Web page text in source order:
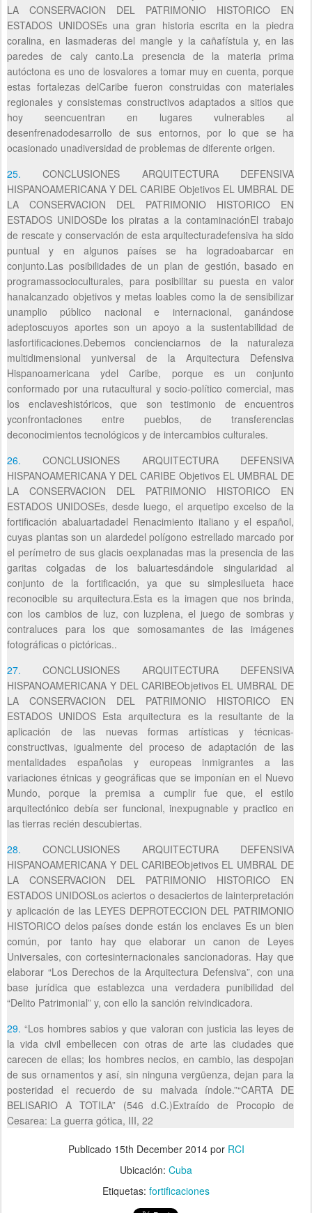
LA CONSERVACION DEL PATRIMONIO HISTORICO EN
ESTADOS UNIDOSEs una gran historia escrita en la piedra
coralina, en lasmaderas del mangle y la cañafístula y, en las
paredes de caly canto.La presencia de la materia prima
autóctona es uno de losvalores a tomar muy en cuenta, porque
estas fortalezas delCaribe fueron construidas con materiales
regionales y consistemas constructivos adaptados a sitios que
hoy seencuentran en lugares vulnerables al
desenfrenadodesarrollo de sus entornos, por lo que se ha
ocasionado unadiversidad de problemas de diferente origen.
25.CONCLUSIONES ARQUITECTURA DEFENSIVA
HISPANOAMERICANA Y DEL CARIBE Objetivos EL UMBRAL DE
LA CONSERVACION DEL PATRIMONIO HISTORICO EN
ESTADOS UNIDOSDe los piratas a la contaminaciónEl trabajo
de rescate y conservación de esta arquitecturadefensiva ha sido
puntual y en algunos países se ha logradoabarcar en
conjunto.Las posibilidades de un plan de gestión, basado en
programassocioculturales, para posibilitar su puesta en valor
hanalcanzado objetivos y metas loables como la de sensibilizar
unamplio público nacional e internacional, ganándose
adeptoscuyos aportes son un apoyo a la sustentabilidad de
lasfortificaciones.Debemos concienciarnos de la naturaleza
multidimensional yuniversal de la Arquitectura Defensiva
Hispanoamericana ydel Caribe, porque es un conjunto
conformado por una rutacultural y socio-político comercial, mas
los enclaveshistóricos, que son testimonio de encuentros
yconfrontaciones entre pueblos, de transferencias
deconocimientos tecnológicos y de intercambios culturales.
26.CONCLUSIONES ARQUITECTURA DEFENSIVA
HISPANOAMERICANA Y DEL CARIBE Objetivos EL UMBRAL DE
LA CONSERVACION DEL PATRIMONIO HISTORICO EN
ESTADOS UNIDOSEs, desde luego, el arquetipo excelso de la
fortificación abaluartadadel Renacimiento italiano y el español,
cuyas plantas son un alardedel polígono estrellado marcado por
el perímetro de sus glacis oexplanadas mas la presencia de las
garitas colgadas de los baluartesdándole singularidad al
conjunto de la fortificación, ya que su simplesilueta hace
reconocible su arquitectura.Esta es la imagen que nos brinda,
con los cambios de luz, con luzplena, el juego de sombras y
contraluces para los que somosamantes de las imágenes
fotográficas o pictóricas..
27.CONCLUSIONES ARQUITECTURA DEFENSIVA
HISPANOAMERICANA Y DEL CARIBEObjetivos EL UMBRAL DE
LA CONSERVACION DEL PATRIMONIO HISTORICO EN
ESTADOS UNIDOS Esta arquitectura es la resultante de la
aplicación de las nuevas formas artísticas y técnicas-
constructivas, igualmente del proceso de adaptación de las
mentalidades españolas y europeas inmigrantes a las
variaciones étnicas y geográficas que se imponían en el Nuevo
Mundo, porque la premisa a cumplir fue que, el estilo
arquitectónico debía ser funcional, inexpugnable y practico en
las tierras recién descubiertas.
28.CONCLUSIONES ARQUITECTURA DEFENSIVA
HISPANOAMERICANA Y DEL CARIBEObjetivos EL UMBRAL DE
LA CONSERVACION DEL PATRIMONIO HISTORICO EN
ESTADOS UNIDOSLos aciertos o desaciertos de lainterpretación
y aplicación de las LEYES DEPROTECCION DEL PATRIMONIO
HISTORICO delos países donde están los enclaves Es un bien
común, por tanto hay que elaborar un canon de Leyes
Universales, con cortesinternacionales sancionadoras. Hay que
elaborar “Los Derechos de la Arquitectura Defensiva”, con una
base jurídica que establezca una verdadera punibilidad del
“Delito Patrimonial” y, con ello la sanción reivindicadora.
29.“Los hombres sabios y que valoran con justicia las leyes de
la vida civil embellecen con otras de arte las ciudades que
carecen de ellas; los hombres necios, en cambio, las despojan
de sus ornamentos y así, sin ninguna vergüenza, dejan para la
posteridad el recuerdo de su malvada índole.”“CARTA DE
BELISARIO A TOTILA” (546 d.C.)Extraído de Procopio de
Cesarea: La guerra gótica, III, 22
Publicado 15th December 2014por RCI
Ubicación: Cuba
Etiquetas: fortificaciones